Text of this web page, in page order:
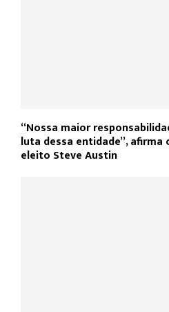
“Nossa maior
luta dessa entidade”,
eleito Steve Austin